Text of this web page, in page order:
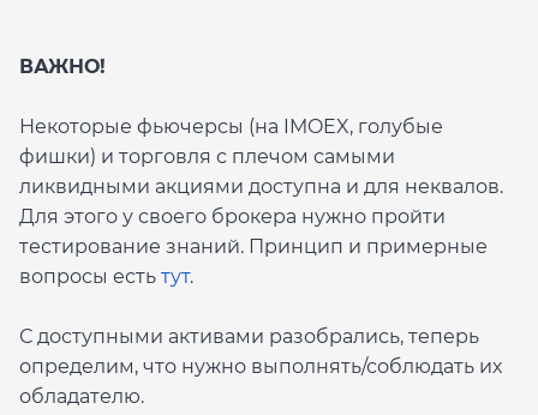
ВАЖНО!
Некоторые фьючерсы (на IMOEX, голубые
фишки) и торговля с плечом самыми
ликвидными акциями доступна и для неквалов.
Для этого у своего брокера нужно пройти
тестирование знаний. Принцип и примерные
вопросы есть тут.
С доступными активами разобрались, теперь
определим, что нужно выполнять/соблюдать их
обладателю.